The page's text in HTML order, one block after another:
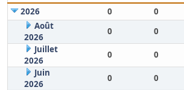
2026
0 0
Août
2026
0 0
Juillet
2026
0 0
Juin
2026
0 0